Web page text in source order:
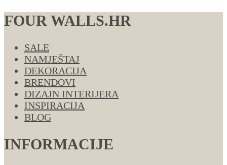
FOUR WALLS.HR
SALE
NAMJEŠTAJ
DEKORACIJA
BRENDOVI
DIZAJN INTERIJERA
INSPIRACIJA
BLOG
INFORMACIJE